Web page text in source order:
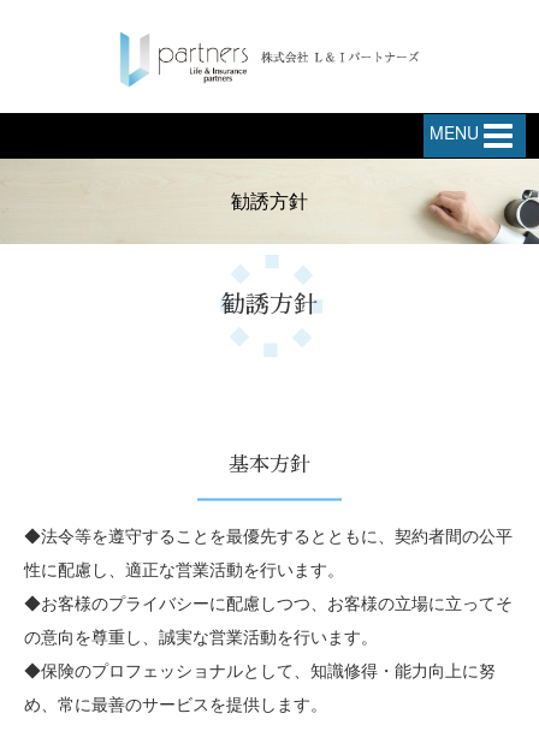
MENU
勧誘方針
勧誘方針
基本方針
◆法令等を遵守することを最優先するとともに、契約者間の公平
性に配慮し、適正な営業活動を行います。
◆お客様のプライバシーに配慮しつつ、お客様の立場に立ってそ
の意向を尊重し、誠実な営業活動を行います。
◆保険のプロフェッショナルとして、知識修得・能力向上に努
め、常に最善のサービスを提供します。